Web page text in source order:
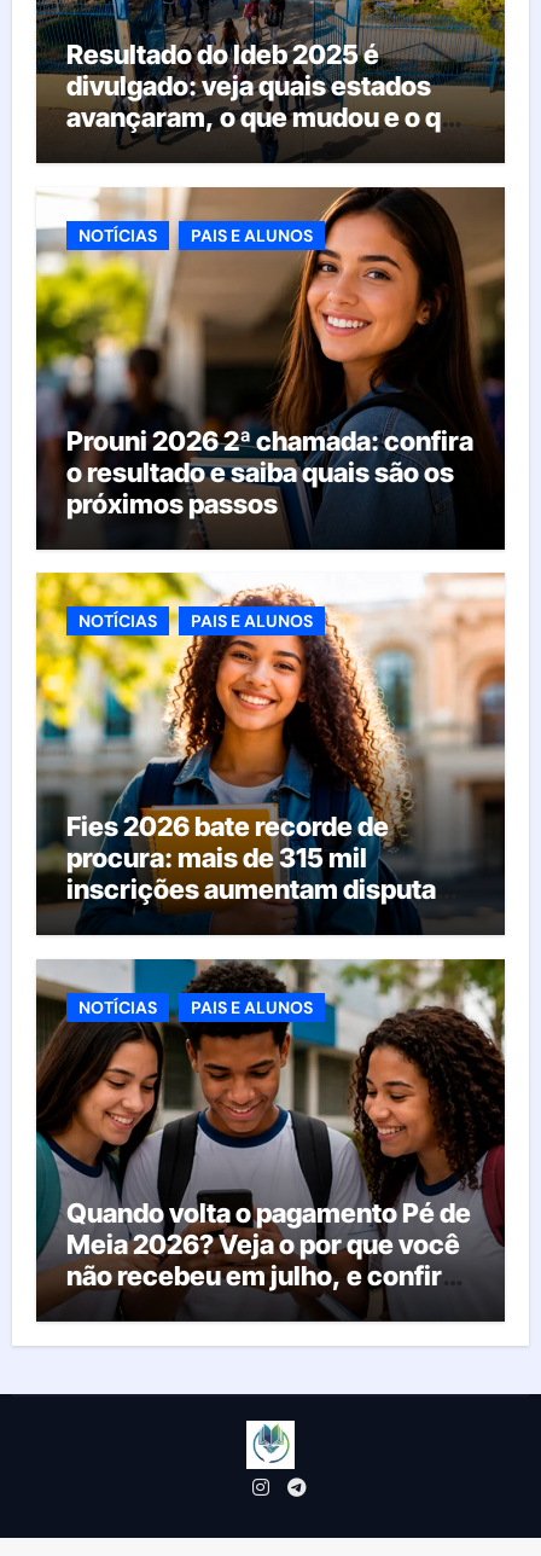
Resultado do Ideb 2025 é
divulgado: veja quais estados
avançaram, o que mudou e o que
esperar da educação brasileira
NOTÍCIAS PAIS E ALUNOS
Prouni 2026 2ª chamada: confira
o resultado e saiba quais são os
próximos passos
NOTÍCIAS PAIS E ALUNOS
Fies 2026 bate recorde de
procura: mais de 315 mil
inscrições aumentam disputa
pelas vagas; veja o que acontece
agora
NOTÍCIAS PAIS E ALUNOS
Quando volta o pagamento Pé de
Meia 2026? Veja o por que você
não recebeu em julho, e confira
o calendário oficial